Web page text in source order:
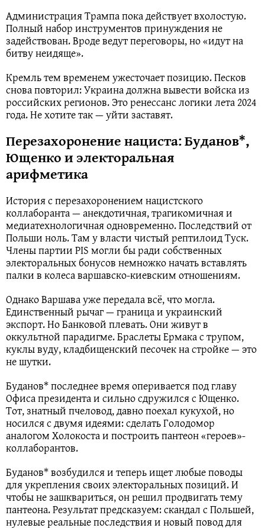
Администрация Трампа пока действует вхолостую.
Полный набор инструментов принуждения не
задействован. Вроде ведут переговоры, но «идут на
битву неидяще».
Кремль тем временем ужесточает позицию. Песков
снова повторил: Украина должна вывести войска из
российских регионов. Это ренессанс логики лета 2024
года. Не хотите так — уйти заставят.
Перезахоронение нациста: Буданов*,
Ющенко и электоральная
арифметика
История с перезахоронением нацистского
коллаборанта — анекдотичная, трагикомичная и
медиатехнологичная одновременно. Последствий от
Польши ноль. Там у власти чистый рептилоид Туск.
Члены партии PIS могли бы ради собственных
электоральных бонусов немножко начать вставлять
палки в колеса варшавско-киевским отношениям.
Однако Варшава уже передала всё, что могла.
Единственный рычаг — граница и украинский
экспорт. Но Банковой плевать. Они живут в
оккультной парадигме. Браслеты Ермака с трупом,
куклы вуду, кладбищенский песочек на стройке — это
не шутки.
Буданов* последнее время оперивается под главу
Офиса президента и сильно сдружился с Ющенко.
Тот, знатный пчеловод, давно поехал кукухой, но
носился с двумя идеями: сделать Голодомор
аналогом Холокоста и построить пантеон «героев»-
коллаборантов.
Буданов* возбудился и теперь ищет любые поводы
для укрепления своих электоральных позиций. И
чтобы не зашквариться, он решил продвигать тему
пантеона. Результат предсказуем: скандал с Польшей,
нулевые реальные последствия и новый повод для